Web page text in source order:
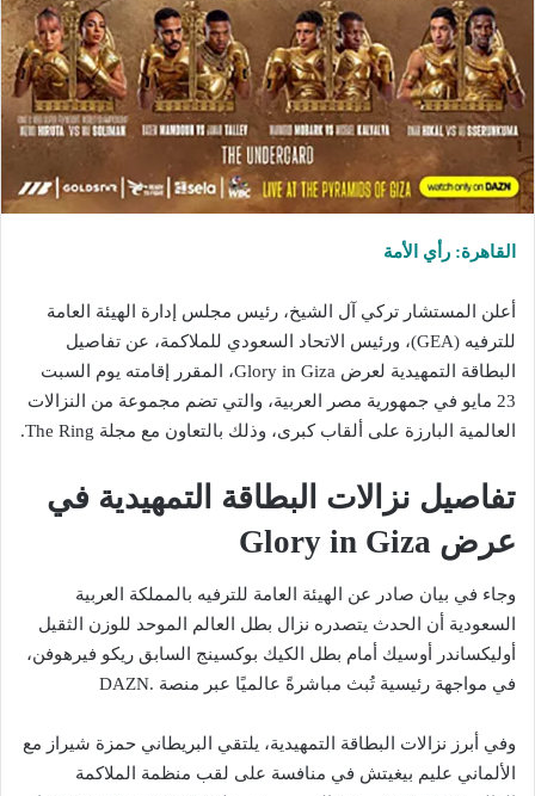
القاهرة: رأي الأمة
أعلن المستشار تركي آل الشيخ، رئيس مجلس إدارة الهيئة العامة
للترفيه (GEA)، ورئيس الاتحاد السعودي للملاكمة، عن تفاصيل
البطاقة التمهيدية لعرض Glory in Giza، المقرر إقامته يوم السبت
23 مايو في جمهورية مصر العربية، والتي تضم مجموعة من النزالات
العالمية البارزة على ألقاب كبرى، وذلك بالتعاون مع مجلة The Ring.
تفاصيل نزالات البطاقة التمهيدية في
عرض Glory in Giza
وجاء في بيان صادر عن الهيئة العامة للترفيه بالمملكة العربية
السعودية أن الحدث يتصدره نزال بطل العالم الموحد للوزن الثقيل
أوليكساندر أوسيك أمام بطل الكيك بوكسينج السابق ريكو فيرهوفن،
في مواجهة رئيسية تُبث مباشرةً عالميًا عبر منصة .DAZN
وفي أبرز نزالات البطاقة التمهيدية، يلتقي البريطاني حمزة شيراز مع
الألماني عليم بيغيتش في منافسة على لقب منظمة الملاكمة